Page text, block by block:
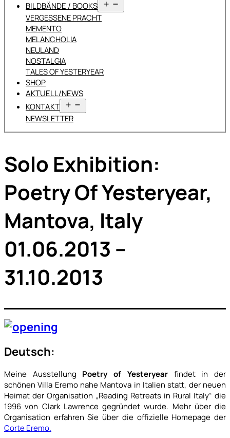
BILDBÄNDE / BOOKS
öffnen
VERGESSENE PRACHT
MEMENTO
MELANCHOLIA
NEULAND
NOSTALGIA
TALES OF YESTERYEAR
SHOP
AKTUELL/NEWS
KONTAKT
öffnen
NEWSLETTER
Solo Exhibition:
Poetry Of Yesteryear,
Mantova, Italy
01.06.2013 –
31.10.2013
Deutsch:
Meine Ausstellung Poetry of Yesteryearfindet in der
schönen Villa Eremo nahe Mantova in Italien statt, der neuen
Heimat der Organisation „Reading Retreats in Rural Italy“ die
1996 von Clark Lawrence gegründet wurde. Mehr über die
Organisation erfahren Sie über die offizielle Homepage der
Corte Eremo.